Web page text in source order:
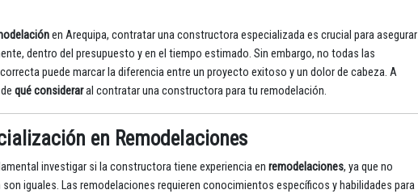
en Arequipa, contratar una constructora especializada es crucial para asegurar
dentro del presupuesto y en el tiempo estimado. Sin embargo, no todas las
puede marcar la diferencia entre un proyecto exitoso y un dolor de cabeza. A
qué consideraral contratar una constructora para tu remodelación.
en Remodelaciones
investigar si la constructora tiene experiencia en remodelaciones, ya que no
iguales. Las remodelaciones requieren conocimientos específicos y habilidades para